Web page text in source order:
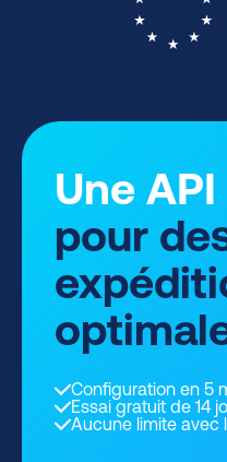
Une
pour
Configuration en 5
Essai gratuit de 14
Aucune limite avec